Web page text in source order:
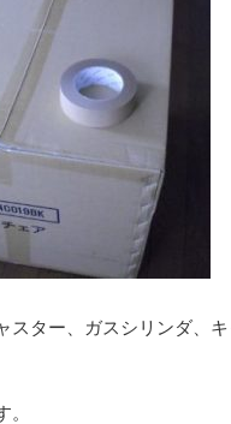
スター、ガスシリンダ、キ